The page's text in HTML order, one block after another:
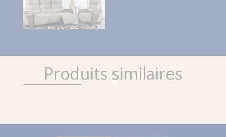
Produits similaires